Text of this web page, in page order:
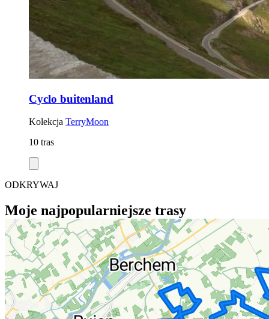
Cyclo buitenland
Kolekcja TerryMoon
10 tras
ODKRYWAJ
Moje najpopularniejsze trasy